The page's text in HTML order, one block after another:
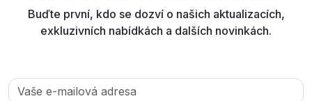
Buďte první, kdo se dozví o našich aktualizacích,
exkluzivních nabídkách a dalších novinkách.